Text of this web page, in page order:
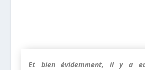
Et bien évidemment, il y a